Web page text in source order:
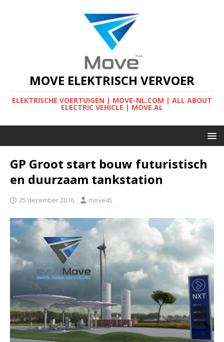
MOVE ELEKTRISCH VERVOER
ELEKTRISCHE VOERTUIGEN | MOVE-NL.COM | ALL ABOUT
ELECTRIC VEHICLE | MOVE.AL
GP Groot start bouw futuristisch
en duurzaam tankstation
25 december 2016 move45